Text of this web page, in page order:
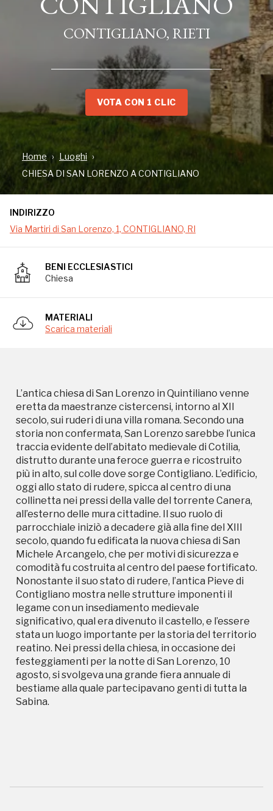
CONTIGLIANO, RIETI
VOTA CON 1 CLIC
Home
Luoghi
CHIESA DI SAN LORENZO A CONTIGLIANO
INDIRIZZO
Via Martiri di San Lorenzo, 1, CONTIGLIANO, RI
BENI ECCLESIASTICI
Chiesa
MATERIALI
Scarica materiali
L’antica chiesa di San Lorenzo in Quintiliano venne
eretta da maestranze cistercensi, intorno al XII
secolo, sui ruderi di una villa romana. Secondo una
storia non confermata, San Lorenzo sarebbe l’unica
traccia evidente dell’abitato medievale di Cotilia,
distrutto durante una feroce guerra e ricostruito
più in alto, sul colle dove sorge Contigliano. L’edificio,
oggi allo stato di rudere, spicca al centro di una
collinetta nei pressi della valle del torrente Canera,
all’esterno delle mura cittadine. Il suo ruolo di
parrocchiale iniziò a decadere già alla fine del XIII
secolo, quando fu edificata la nuova chiesa di San
Michele Arcangelo, che per motivi di sicurezza e
comodità fu costruita al centro del paese fortificato.
Nonostante il suo stato di rudere, l’antica Pieve di
Contigliano mostra nelle strutture imponenti il
legame con un insediamento medievale
significativo, qual era divenuto il castello, e l’essere
stata un luogo importante per la storia del territorio
reatino. Nei pressi della chiesa, in occasione dei
festeggiamenti per la notte di San Lorenzo, 10
agosto, si svolgeva una grande fiera annuale di
bestiame alla quale partecipavano genti di tutta la
Sabina.
INDIRIZZO
Via Martiri di San Lorenzo, 1, CONTIGLIANO, RI
L’antica chiesa di San Lorenzo in Quintiliano venne
eretta da maestranze cistercensi, intorno al XII
secolo, sui ruderi di una villa romana. Secondo una
distrutto durante una feroce guerra e ricostruito
più in alto, sul colle dove sorge Contigliano. L’edificio,
secolo, quando fu edificata la nuova chiesa di San
Michele Arcangelo, che per motivi di sicurezza e
comodità fu costruita al centro del paese fortificato.
Nonostante il suo stato di rudere, l’antica Pieve di
Contigliano mostra nelle strutture imponenti il
legame con un insediamento medievale
significativo, qual era divenuto il castello, e l’essere
stata un luogo importante per la storia del territorio
reatino. Nei pressi della chiesa, in occasione dei
festeggiamenti per la notte di San Lorenzo, 10
agosto, si svolgeva una grande fiera annuale di
bestiame alla quale partecipavano genti di tutta la
Sabina.
Campagne in corso in questo